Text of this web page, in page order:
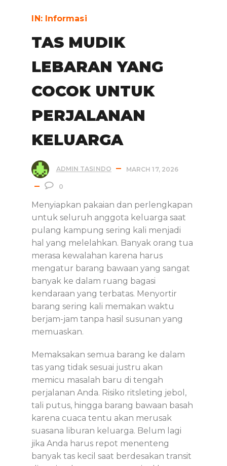
IN: Informasi
TAS MUDIK
LEBARAN YANG
COCOK UNTUK
PERJALANAN
KELUARGA
ADMIN TASINDO MARCH 17, 2026
0
Menyiapkan pakaian dan perlengkapan
untuk seluruh anggota keluarga saat
pulang kampung sering kali menjadi
hal yang melelahkan. Banyak orang tua
merasa kewalahan karena harus
mengatur barang bawaan yang sangat
banyak ke dalam ruang bagasi
kendaraan yang terbatas. Menyortir
barang sering kali memakan waktu
berjam-jam tanpa hasil susunan yang
memuaskan.
Memaksakan semua barang ke dalam
tas yang tidak sesuai justru akan
memicu masalah baru di tengah
perjalanan Anda. Risiko ritsleting jebol,
tali putus, hingga barang bawaan basah
karena cuaca tentu akan merusak
suasana liburan keluarga. Belum lagi
jika Anda harus repot menenteng
banyak tas kecil saat berdesakan transit